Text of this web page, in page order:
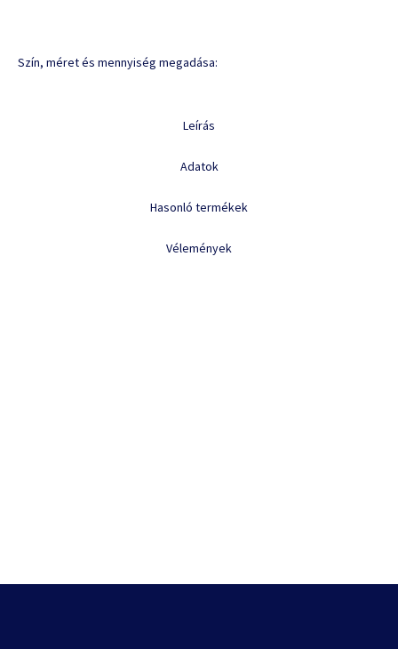
Szín, méret és mennyiség megadása:
Leírás
Adatok
Hasonló termékek
Vélemények